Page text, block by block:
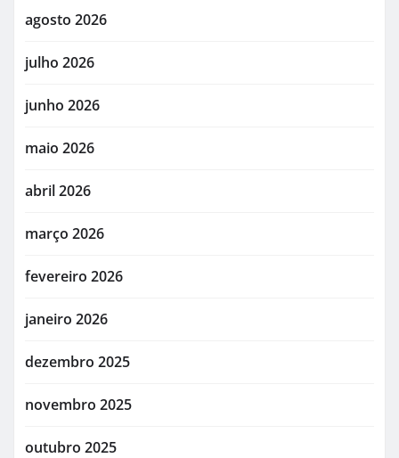
agosto 2026
julho 2026
junho 2026
maio 2026
abril 2026
março 2026
fevereiro 2026
janeiro 2026
dezembro 2025
novembro 2025
outubro 2025